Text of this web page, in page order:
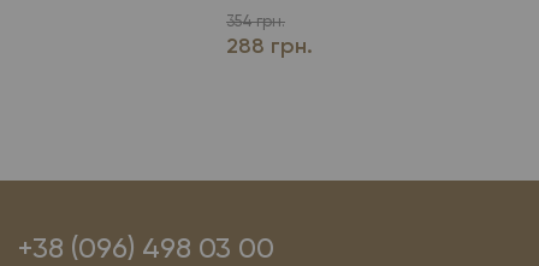
354 грн.
288 грн.
+38 (096) 498 03 00